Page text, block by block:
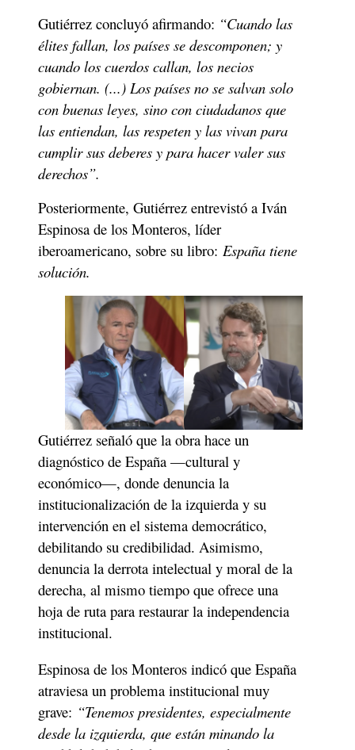
Gutiérrez concluyó afirmando: “Cuando las
élites fallan, los países se descomponen; y
cuando los cuerdos callan, los necios
gobiernan. (...) Los países no se salvan solo
con buenas leyes, sino con ciudadanos que
las entiendan, las respeten y las vivan para
cumplir sus deberes y para hacer valer sus
derechos”.
Posteriormente, Gutiérrez entrevistó a Iván
Espinosa de los Monteros, líder
iberoamericano, sobre su libro: España tiene
solución.
Gutiérrez señaló que la obra hace un
diagnóstico de España —cultural y
económico—, donde denuncia la
institucionalización de la izquierda y su
intervención en el sistema democrático,
debilitando su credibilidad. Asimismo,
denuncia la derrota intelectual y moral de la
derecha, al mismo tiempo que ofrece una
hoja de ruta para restaurar la independencia
institucional.
Espinosa de los Monteros indicó que España
atraviesa un problema institucional muy
grave: “Tenemos presidentes, especialmente
desde la izquierda, que están minando la